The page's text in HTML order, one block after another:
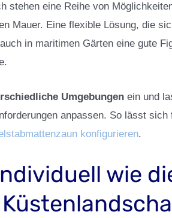
stehen eine Reihe von
Mauer. Eine flexible Lösung, die
in maritimen Gärten eine gute
Umgebungen ein und
anpassen. So lässt sich
konfigurieren.
wie